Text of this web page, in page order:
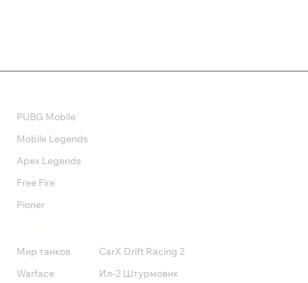
PUBG Mobile
Mobile Legends
Apex Legends
Free Fire
Pioner
Мир танков
Warface
CarX Drift Racing 2
Ил-2 Штурмовик